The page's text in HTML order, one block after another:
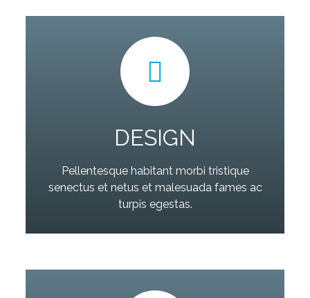
DESIGN
Pellentesque habitant morbi tristique
senectus et netus et malesuada fames ac
turpis egestas.